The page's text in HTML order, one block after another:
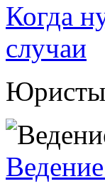
Когда
случаи
Юристы